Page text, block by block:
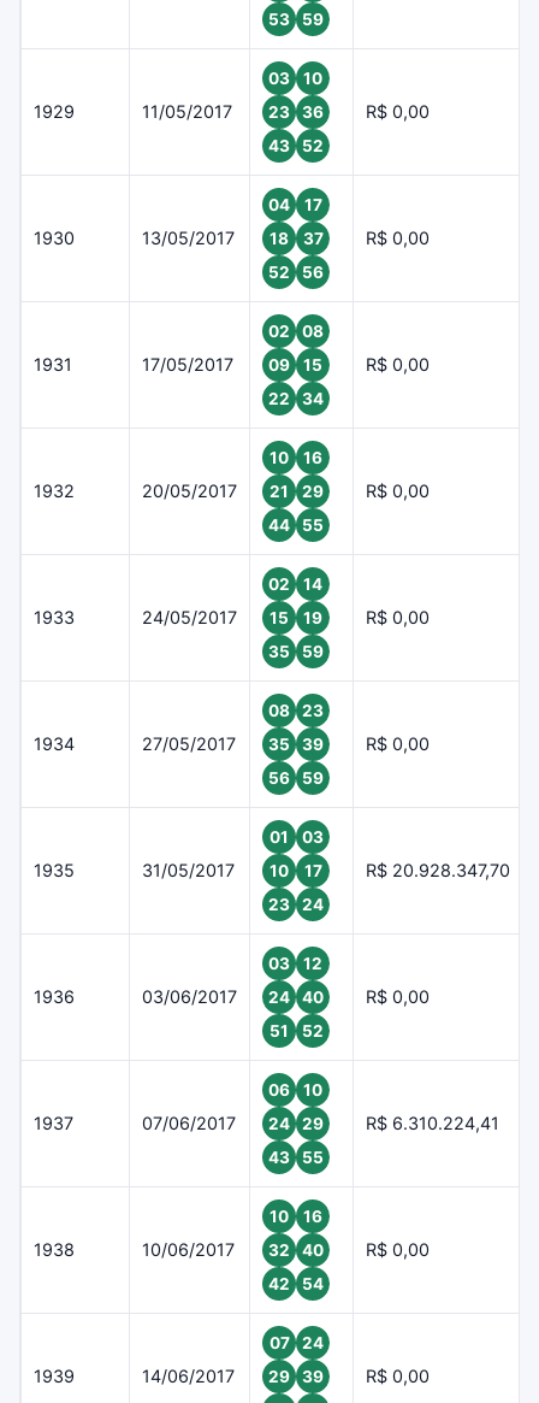
53
59
1929 11/05/2017
03
10
23
36
43
52
R$ 0,00
1930 13/05/2017
04
17
18
37
52
56
R$ 0,00
1931 17/05/2017
02
08
09
15
22
34
R$ 0,00
1932 20/05/2017
10
16
21
29
44
55
R$ 0,00
1933 24/05/2017
02
14
15
19
35
59
R$ 0,00
1934 27/05/2017
08
23
35
39
56
59
R$ 0,00
1935 31/05/2017
01
03
10
17
23
24
R$ 20.928.347,70
1936 03/06/2017
03
12
24
40
51
52
R$ 0,00
1937 07/06/2017
06
10
24
29
43
55
R$ 6.310.224,41
1938 10/06/2017
10
16
32
40
42
54
R$ 0,00
1939 14/06/2017
07
24
29
39
R$ 0,00